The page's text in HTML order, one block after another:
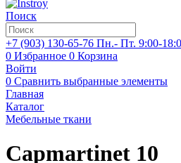
Поиск
+7 (903) 130-65-76 Пн.- Пт. 9:00-
0 Избранное 0 Корзина
Войти
0 Сравнить выбранные элементы
Главная
Каталог
Мебельные ткани
Capmartinet 10